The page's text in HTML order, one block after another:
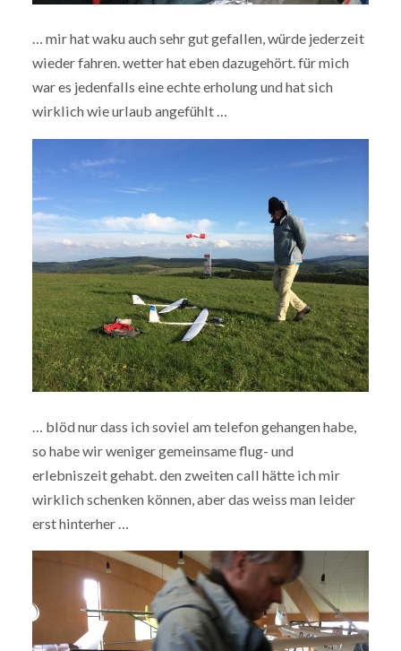
… mir hat waku auch sehr gut gefallen, würde jederzeit
wieder fahren. wetter hat eben dazugehört. für mich
war es jedenfalls eine echte erholung und hat sich
wirklich wie urlaub angefühlt …
… blöd nur dass ich soviel am telefon gehangen habe,
so habe wir weniger gemeinsame flug- und
erlebniszeit gehabt. den zweiten call hätte ich mir
wirklich schenken können, aber das weiss man leider
erst hinterher …